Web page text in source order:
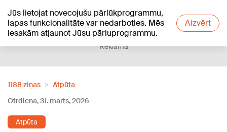
Jūs lietojat novecojušu pārlūkprogrammu,
lapas funkcionalitāte var nedarboties. Mēs
iesakām atjaunot Jūsu pārluprogrammu.
Aizvērt
+18°C
Reklāma
1188 ziņas
Atpūta
Otrdiena, 31. marts, 2026
Atpūta